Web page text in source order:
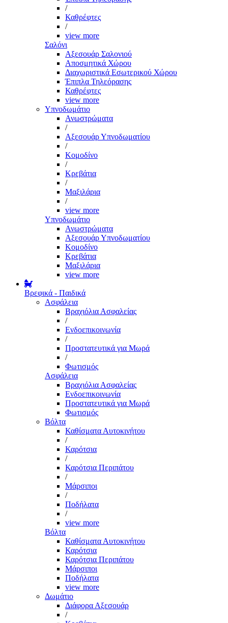
/
Καθρέφτες
/
view more
Σαλόνι
Αξεσουάρ Σαλονιού
Αποσμητικά Χώρου
Διαχωριστικά Εσωτερικού Χώρου
Έπιπλα Τηλεόρασης
Καθρέφτες
view more
Υπνοδωμάτιο
Ανωστρώματα
/
Αξεσουάρ Υπνοδωματίου
/
Κομοδίνο
/
Κρεβάτια
/
Μαξιλάρια
/
view more
Υπνοδωμάτιο
Ανωστρώματα
Αξεσουάρ Υπνοδωματίου
Κομοδίνο
Κρεβάτια
Μαξιλάρια
view more
Βρεφικά - Παιδικά
Ασφάλεια
Βραχιόλια Ασφαλείας
/
Ενδοεπικοινωνία
/
Προστατευτικά για Μωρά
/
Φωτισμός
Ασφάλεια
Βραχιόλια Ασφαλείας
Ενδοεπικοινωνία
Προστατευτικά για Μωρά
Φωτισμός
Βόλτα
Καθίσματα Αυτοκινήτου
/
Καρότσια
/
Καρότσια Περιπάτου
/
Μάρσιποι
/
Ποδήλατα
/
view more
Βόλτα
Καθίσματα Αυτοκινήτου
Καρότσια
Καρότσια Περιπάτου
Μάρσιποι
Ποδήλατα
view more
Δωμάτιο
Διάφορα Αξεσουάρ
/